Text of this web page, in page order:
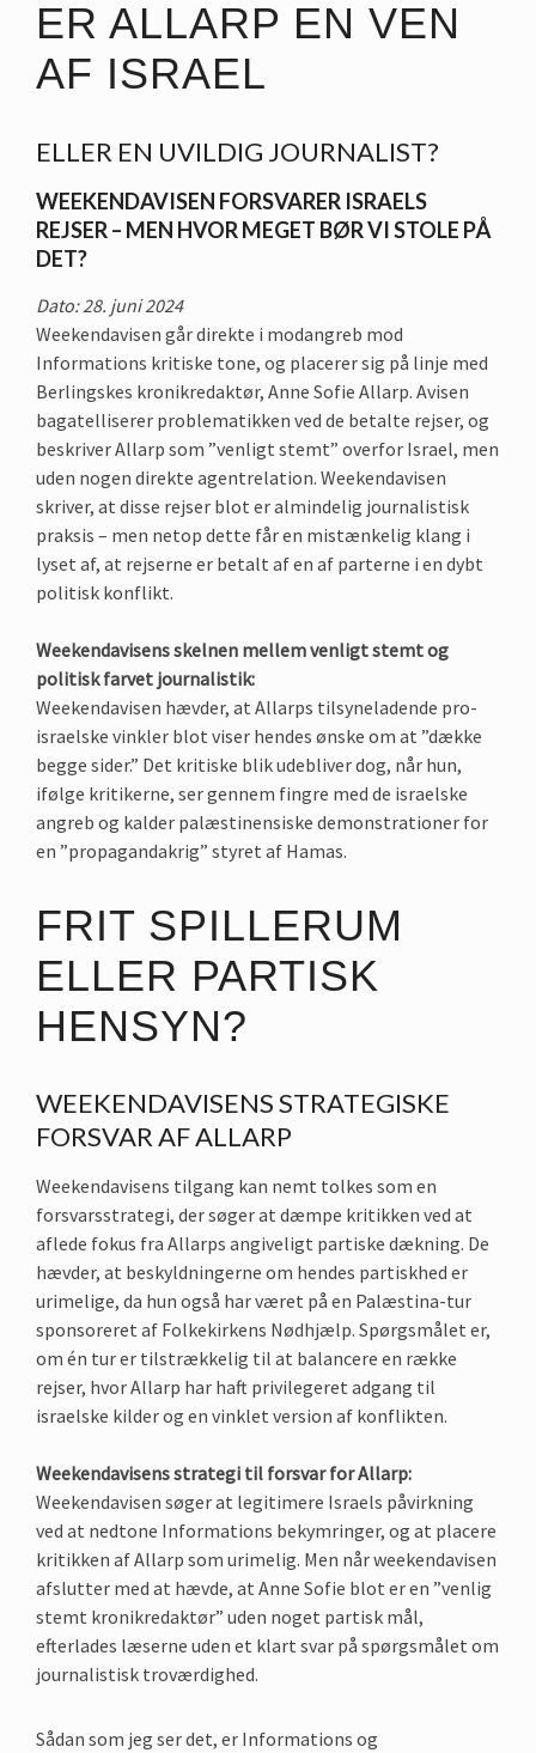
ER ALLARP EN VEN
AF ISRAEL
ELLER EN UVILDIG JOURNALIST?
WEEKENDAVISEN FORSVARER ISRAELS
REJSER – MEN HVOR MEGET BØR VI STOLE PÅ
DET?
Dato: 28. juni 2024
Weekendavisen går direkte i modangreb mod
Informations kritiske tone, og placerer sig på linje med
Berlingskes kronikredaktør, Anne Sofie Allarp. Avisen
bagatelliserer problematikken ved de betalte rejser, og
beskriver Allarp som ”venligt stemt” overfor Israel, men
uden nogen direkte agentrelation. Weekendavisen
skriver, at disse rejser blot er almindelig journalistisk
praksis – men netop dette får en mistænkelig klang i
lyset af, at rejserne er betalt af en af parterne i en dybt
politisk konflikt.
Weekendavisens skelnen mellem venligt stemt og
politisk farvet journalistik:
Weekendavisen hævder, at Allarps tilsyneladende pro-
israelske vinkler blot viser hendes ønske om at ”dække
begge sider.” Det kritiske blik udebliver dog, når hun,
ifølge kritikerne, ser gennem fingre med de israelske
angreb og kalder palæstinensiske demonstrationer for
en ”propagandakrig” styret af Hamas.
FRIT SPILLERUM
ELLER PARTISK
HENSYN?
WEEKENDAVISENS STRATEGISKE
FORSVAR AF ALLARP
Weekendavisens tilgang kan nemt tolkes som en
forsvarsstrategi, der søger at dæmpe kritikken ved at
aflede fokus fra Allarps angiveligt partiske dækning. De
hævder, at beskyldningerne om hendes partiskhed er
urimelige, da hun også har været på en Palæstina-tur
sponsoreret af Folkekirkens Nødhjælp. Spørgsmålet er,
om én tur er tilstrækkelig til at balancere en række
rejser, hvor Allarp har haft privilegeret adgang til
israelske kilder og en vinklet version af konflikten.
Weekendavisens strategi til forsvar for Allarp:
Weekendavisen søger at legitimere Israels påvirkning
ved at nedtone Informations bekymringer, og at placere
kritikken af Allarp som urimelig. Men når weekendavisen
afslutter med at hævde, at Anne Sofie blot er en ”venlig
stemt kronikredaktør” uden noget partisk mål,
efterlades læserne uden et klart svar på spørgsmålet om
journalistisk troværdighed.
Sådan som jeg ser det, er Informations og